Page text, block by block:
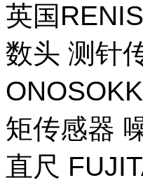
英国
数头 测针
矩传感器
直尺